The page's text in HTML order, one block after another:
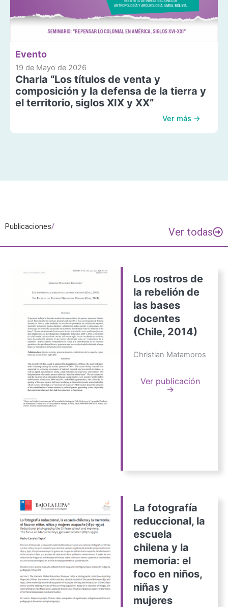
Evento
19 de Mayo de 2026
Charla “Los títulos de venta y
composición y la defensa de la tierra y
el territorio, siglos XIX y XX”
Ver más →
Publicaciones/ Ver todas
Los rostros de
la rebelión de
las bases
docentes
(Chile, 2014)
Christian Matamoros
Ver publicación
→
La fotografía
reduccional, la
escuela
chilena y la
memoria: el
foco en niños,
niñas y
mujeres